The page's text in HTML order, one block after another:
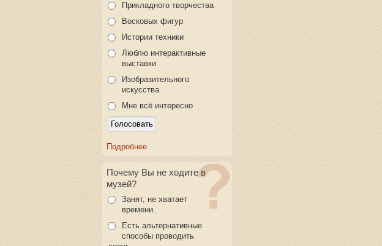
Прикладного творчества
Восковых фигур
Истории техники
Люблю интерактивные
выставки
Изобразительного
искусства
Мне всё интересно
Подробнее
Почему Вы не ходите в
музей?
Занят, не хватает
времени.
Есть альтернативные
способы проводить